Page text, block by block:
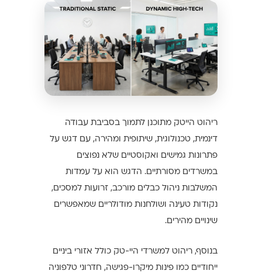
ריהוט הייטק מתוכנן לתמוך בסביבת עבודה
דינמית, טכנולוגית, שיתופית ומהירה, עם דגש על
פתרונות גמישים ואקוסטיים שלא נפוצים
במשרדים מסורתיים. הדגש הוא על עמדות
המשלבות ניהול כבלים מורכב, זרועות למסכים,
נקודות טעינה ושולחנות מודולריים שמאפשרים
שינויים מהירים.
בנוסף, ריהוט למשרדי היי-טק כולל אזורי ביניים
ייחודיים כמו פינות מיקרו-פגישה, חדרוני טלפוניה